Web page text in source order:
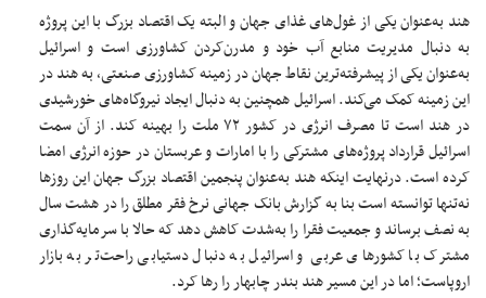
هند به‌عنوان یکی از غول‌های غذای جهان و البته یک اقتصاد بزرگ با این پروژه
به دنبال مدیریت منابع آب خود و مدرن‌کردن کشاورزی است و اسرائیل
به‌عنوان یکی از پیشرفته‌ترین نقاط جهان در زمینه کشاورزی صنعتی، به هند در
این زمینه کمک می‌کند. اسرائیل همچنین به دنبال ایجاد نیروگاه‌های خورشیدی
در هند است تا مصرف انرژی در کشور ۷۲ ملت را بهینه کند. از آن سمت
اسرائیل قرارداد پروژه‌های مشترکی را با امارات و عربستان در حوزه انرژی امضا
کرده است. درنهایت اینکه هند به‌عنوان پنجمین اقتصاد بزرگ جهان این روزها
نه‌تنها توانسته است بنا به گزارش بانک جهانی نرخ فقر مطلق را در هشت سال
به نصف برساند و جمعیت فقرا را به‌شدت کاهش دهد که حالا با سرمایه‌گذاری
مشترک با کشورهای عربی و اسرائیل به دنبال دستیابی راحت‌تر به بازار
اروپاست؛ اما در این مسیر هند بندر چابهار را رها کرد.